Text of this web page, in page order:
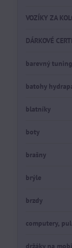
VOZÍKY ZA
DÁRKOVÉ
barevný tuning
batohy
blatníky
boty
brašny
brýle
brzdy
computery,
držáky na